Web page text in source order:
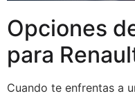
Opciones
para
Cuando te enfrentas a